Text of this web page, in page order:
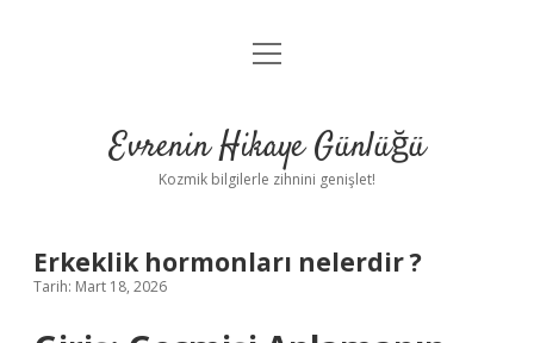
Anasayfa
Yasal Uyarı
menüyü
Evrenin Hikaye Günlüğü
Kozmik bilgilerle zihnini genişlet!
Erkeklik hormonları nelerdir ?
Tarih: Mart 18, 2026